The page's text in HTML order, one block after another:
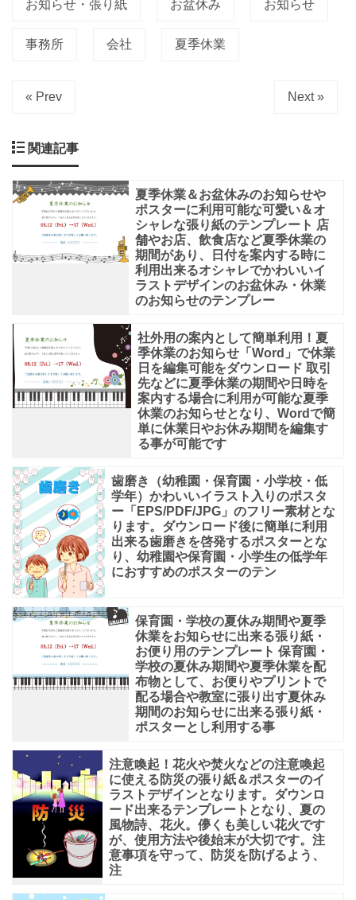
お知らせ・張り紙 お盆休み お知らせ
事務所 会社 夏季休業
« Prev Next »
関連記事
夏季休業＆お盆休みのお知らせや
ポスターに利用可能な可愛い＆オ
シャレな張り紙のテンプレート 店
舗やお店、飲食店など夏季休業の
期間があり、日付を案内する時に
利用出来るオシャレでかわいいイ
ラストデザインのお盆休み・休業
のお知らせのテンプレー
社外用の案内として簡単利用！夏
季休業のお知らせ「Word」で休業
日を編集可能をダウンロード 取引
先などに夏季休業の期間や日時を
案内する場合に利用が可能な夏季
休業のお知らせとなり、Wordで簡
単に休業日やお休み期間を編集す
る事が可能です
歯磨き（幼稚園・保育園・小学校・低
学年）かわいいイラスト入りのポスタ
ー「EPS/PDF/JPG」のフリー素材とな
ります。ダウンロード後に簡単に利用
出来る歯磨きを啓発するポスターとな
り、幼稚園や保育園・小学生の低学年
におすすめのポスターのテン
保育園・学校の夏休み期間や夏季
休業をお知らせに出来る張り紙・
お便り用のテンプレート 保育園・
学校の夏休み期間や夏季休業を配
布物として、お便りやプリントで
配る場合や教室に張り出す夏休み
期間のお知らせに出来る張り紙・
ポスターとし利用する事
注意喚起！花火や焚火などの注意喚起
に使える防災の張り紙＆ポスターのイ
ラストデザインとなります。ダウンロ
ード出来るテンプレートとなり、夏の
風物詩、花火。儚くも美しい花火です
が、使用方法や後始末が大切です。注
意事項を守って、防災を防げるよう、
注